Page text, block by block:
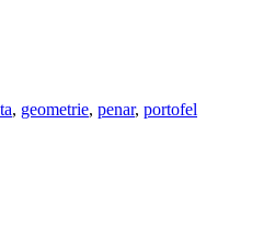
, geometrie, penar, portofel